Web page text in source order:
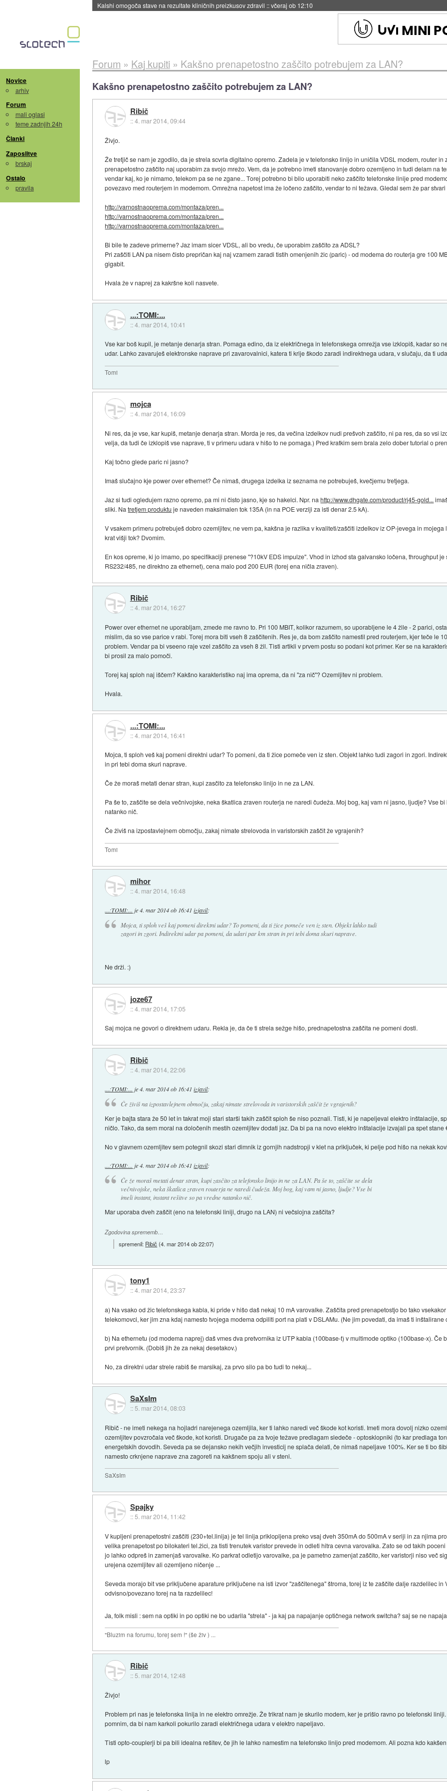
Sandisk že prodal več kot polovico SSD-jev za naslednji dve leti::včeraj ob 11:37
Novice
arhiv
Forum
mali oglasi
teme zadnjih 24h
Članki
Zaposlitve
brskaj
Ostalo
pravila
Forum » Kaj kupiti » Kakšno prenapetostno zaščito potrebujem za LAN?
Kakšno prenapetostno zaščito potrebujem za LAN?
Ribič
::4. mar 2014, 09:44
Živjo.
Že tretjič se nam je zgodilo, da je strela scvrla digitalno opremo. Zadela je v telefonsko linijo in uničila VDSL modem, router in
prenapetostno zaščito naj uporabim za svojo mrežo. Vem, da je potrebno imeti stanovanje dobro ozemljeno in tudi delam na
vendar kaj, ko je nimamo, telekom pa se ne zgane... Torej potrebno bi bilo uporabiti neko zaščito telefonske linije pred
povezavo med routerjem in modemom. Omrežna napetost ima že ločeno zaščito, vendar to ni težava. Gledal sem že par
http://varnostnaoprema.com/montaza/pren...
http://varnostnaoprema.com/montaza/pren...
http://varnostnaoprema.com/montaza/pren...
Bi bile te zadeve primerne? Jaz imam sicer VDSL, ali bo vredu, če uporabim zaščito za ADSL?
Pri zaščiti LAN pa nisem čisto prepričan kaj naj vzamem zaradi tistih omenjenih žic (paric) - od modema do routerja gre 100
gigabit.
Hvala že v naprej za kakršne koli nasvete.
...:TOMI:...
::4. mar 2014, 10:41
Vse kar boš kupil, je metanje denarja stran. Pomaga edino, da iz električnega in telefonskega omrežja vse izklopiš, kadar so
udar. Lahko zavaruješ elektronske naprave pri zavarovalnici, katera ti krije škodo zaradi indirektnega udara, v slučaju, da ti
Tomi
mojca
::4. mar 2014, 16:09
Ni res, da je vse, kar kupiš, metanje denarja stran. Morda je res, da večina izdelkov nudi prešvoh zaščito, ni pa res, da so vsi
velja, da tudi če izklopiš vse naprave, ti v primeru udara v hišo to ne pomaga.) Pred kratkim sem brala zelo dober tutorial o
Kaj točno glede paric ni jasno?
Imaš slučajno kje power over ethernet? Če nimaš, drugega izdelka iz seznama ne potrebuješ, kvečjemu tretjega.
Jaz si tudi ogledujem razno opremo, pa mi ni čisto jasno, kje so hakelci. Npr. nahttp://www.dhgate.com/product/rj45-gold...
sliki. Natretjem produktu je naveden maksimalen tok 135A (in na POE verziji za isti denar 2.5 kA).
V vsakem primeru potrebuješ dobro ozemljitev, ne vem pa, kakšna je razlika v kvaliteti/zaščiti izdelkov iz OP-jevega in
krat višji tok? Dvomim.
En kos opreme, ki jo imamo, po specifikaciji prenese "?10kV EDS impulze". Vhod in izhod sta galvansko ločena, throughput
RS232/485, ne direktno za ethernet), cena malo pod 200 EUR (torej ena ničla zraven).
Ribič
::4. mar 2014, 16:27
Power over ethernet ne uporabljam, zmede me ravno to. Pri 100 MBIT, kolikor razumem, so uporabljene le 4 žile - 2 parici,
mislim, da so vse parice v rabi. Torej mora biti vseh 8 zaščitenih. Res je, da bom zaščito namestil pred routerjem, kjer teče le
problem. Vendar pa bi vseeno raje vzel zaščito za vseh 8 žil. Tisti artikli v prvem postu so podani kot primer. Ker se na
bi prosil za malo pomoči.
Torej kaj sploh naj iščem? Kakšno karakteristiko naj ima oprema, da ni "za nič"? Ozemljitev ni problem.
Hvala.
...:TOMI:...
::4. mar 2014, 16:41
Mojca, ti sploh veš kaj pomeni direktni udar? To pomeni, da ti žice pomeče ven iz sten. Objekt lahko tudi zagori in zgori.
in pri tebi doma skuri naprave.
Če že moraš metati denar stran, kupi zasčito za telefonsko linijo in ne za LAN.
Pa še to, zaščite se dela večnivojske, neka škatlica zraven routerja ne naredi čudeža. Moj bog, kaj vam ni jasno, ljudje? Vse
natanko nič.
Če živiš na izpostavlejnem območju, zakaj nimate strelovoda in varistorskih zaščit že vgrajenih?
Tomi
mihor
::4. mar 2014, 16:48
...:TOMI:... je4. mar 2014 ob 16:41 izjavil:
Mojca, ti sploh veš kaj pomeni direktni udar? To pomeni, da ti žice pomeče ven iz sten. Objekt lahko tudi
zagori in zgori. Indirektni udar pa pomeni, da udari par km stran in pri tebi doma skuri naprave.
Ne drži. :)
joze67
::4. mar 2014, 17:05
Saj mojca ne govori o direktnem udaru. Rekla je, da če ti strela sežge hišo, prednapetostna zaščita ne pomeni dosti.
Ribič
::4. mar 2014, 22:06
...:TOMI:... je4. mar 2014 ob 16:41 izjavil:
Če živiš na izpostavlejnem območju, zakaj nimate strelovoda in varistorskih zaščit že vgrajenih?
Ker je bajta stara že 50 let in takrat moji stari starši takih zaščit sploh še niso poznali. Tisti, ki je napeljeval elektro inštalacije,
ničlo. Tako, da sem moral na določenih mestih ozemljitev dodati jaz. Da bi pa na novo elektro inštalacije izvajali pa spet stane
No v glavnem ozemljitev sem potegnil skozi stari dimnik iz gornjih nadstropji v klet na priključek, ki pelje pod hišo na nekak
...:TOMI:... je4. mar 2014 ob 16:41 izjavil:
Če že moraš metati denar stran, kupi zasčito za telefonsko linijo in ne za LAN. Pa še to, zaščite se dela
večnivojske, neka škatlica zraven routerja ne naredi čudeža. Moj bog, kaj vam ni jasno, ljudje? Vse bi
imeli instant, instant rešitve so pa vredne natanko nič.
Mar uporaba dveh zaščit (eno na telefonski liniji, drugo na LAN) ni večslojna zaščita?
Zgodovina sprememb…
spremenil: Ribič (4. mar 2014 ob 22:07)
tony1
::4. mar 2014, 23:37
a) Na vsako od žic telefonskega kabla, ki pride v hišo daš nekaj 10 mA varovalke. Zaščita pred prenapetostjo bo tako
telekomovci, ker jim zna kdaj namesto tvojega modema odpiliti port na plati v DSLAMu. (Ne jim povedati, da imaš ti inštalirane
b) Na ethernetu (od modema naprej) daš vmes dva pretvornika iz UTP kabla (100base-t) v multimode optiko (100base-x). Če
prvi pretvornik. (Dobiš jih že za nekaj desetakov.)
No, za direktni udar strele rabiš še marsikaj, za prvo silo pa bo tudi to nekaj...
SaXsIm
:: 5. mar 2014, 08:03
Ribič - ne imeti nekega na hojladri narejenega ozemljila, ker ti lahko naredi več škode kot koristi. Imeti mora dovolj nizko
ozemljitev povzročala več škode, kot koristi. Drugače pa za tvoje težave predlagam sledeče - optosklopniki (to kar predlaga
energetskih dovodih. Seveda pa se dejansko nekih večjih investicij ne splača delati, če nimaš napeljave 100%. Ker se ti bo
namesto crknjene naprave zna zagoreti na kakšnem spoju ali v steni.
SaXsIm
Spajky
::5. mar 2014, 11:42
V kupljeni prenapetostni zaščiti (230+tel.linija) je tel linija priklopljena preko vsaj dveh 350mA do 500mA v seriji in za njima
velika prenapetost po bilokateri tel.žici, za tisti trenutek varistor prevede in odleti hitra cevna varovalka. Zato se od takih
jo lahko odpreš in zamenjaš varovalke. Ko parkrat odletijo varovalke, pa je pametno zamenjat zaščito, ker varistorji niso več
urejena ozemljitev ali ozemljeno ničenje ...
Seveda morajo bit vse priključene aparature priključene na isti izvor "zaščitenega" štroma, torej iz te zaščite dalje razdelilec
odvisno/povezano torej na ta razdelilec!
Ja, folk misli : sem na optiki in po optiki ne bo udarila "strela" - ja kaj pa napajanje optičnega network switcha? saj se ne
"Bluzim na forumu, torej sem !" (še živ ) ...
Ribič
:: 5. mar 2014, 12:48
Živjo!
Problem pri nas je telefonska linija in ne elektro omrežje. Že trikrat nam je skurilo modem, ker je prišlo ravno po telefonski
pomnim, da bi nam karkoli pokurilo zaradi električnega udara v elektro napeljavo.
Tisti opto-couplerji bi pa bili idealna rešitev, če jih le lahko namestim na telefonsko linijo pred modemom. Ali pozna kdo
lp